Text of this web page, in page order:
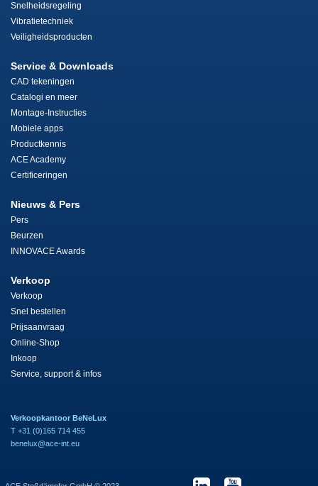
Snelheidsregeling
Vibratietechniek
Veiligheidsproducten
Service & Downloads
CAD tekeningen
Catalogi en meer
Montage-Instructies
Mobiele apps
Productkennis
ACE Academy
Certificeringen
Nieuws & Pers
Pers
Beurzen
INNOVACE Awards
Verkoop
Verkoop
Snel bestellen
Prijsaanvraag
Online-Shop
Inkoop
Service, support & infos
Verkoopkantoor BeNeLux
T +31 (0)165 714 455
benelux@ace-int.eu